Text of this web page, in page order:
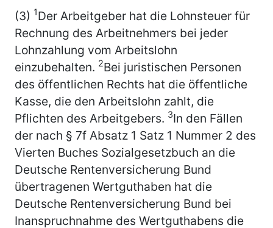
(3) 1Der Arbeitgeber hat die Lohnsteuer für
Rechnung des Arbeitnehmers bei jeder
Lohnzahlung vom Arbeitslohn
einzubehalten. 2Bei juristischen Personen
des öffentlichen Rechts hat die öffentliche
Kasse, die den Arbeitslohn zahlt, die
Pflichten des Arbeitgebers. 3In den Fällen
der nach § 7f Absatz 1 Satz 1 Nummer 2 des
Vierten Buches Sozialgesetzbuch an die
Deutsche Rentenversicherung Bund
übertragenen Wertguthaben hat die
Deutsche Rentenversicherung Bund bei
Inanspruchnahme des Wertguthabens die